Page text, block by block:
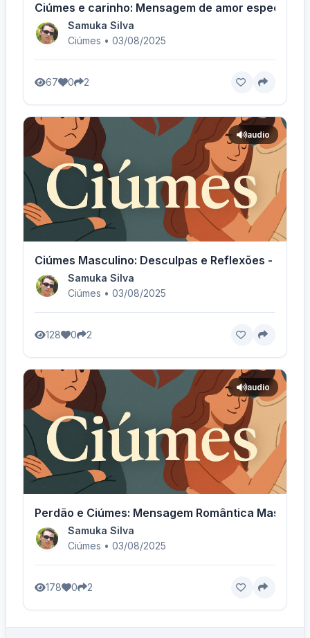
Ciúmes e carinho: Mensagem de amor especial
Samuka Silva
Ciúmes • 03/08/2025
67 0 2
audio
Ciúmes Masculino: Desculpas e Reflexões - Voz
Samuka Silva
Ciúmes • 03/08/2025
128 0 2
audio
Perdão e Ciúmes: Mensagem Romântica
Samuka Silva
Ciúmes • 03/08/2025
178 0 2